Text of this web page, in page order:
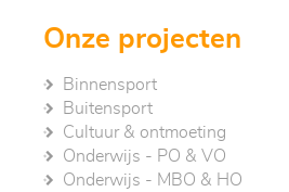
Onze projecten
Binnensport
Buitensport
Cultuur & ontmoeting
Onderwijs - PO & VO
Onderwijs - MBO & HO